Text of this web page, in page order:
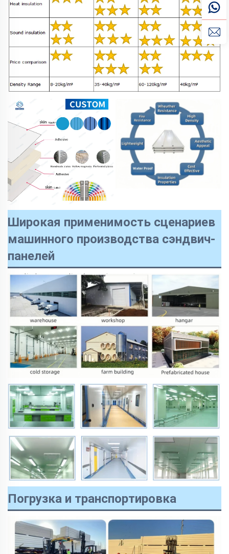
Широкая применимость сценариев
машинного производства сэндвич-
панелей
Погрузка и транспортировка